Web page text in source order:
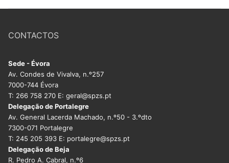
Formação
Área de Sócios
Revista Intervir
Contactos
CONTACTOS
Sede - Évora
Av. Condes de Vivalva, n.º257
7000-744 Évora
T: 266 758 270 E: geral@spzs.pt
Delegação de Portalegre
Av. General Lacerda Machado, n.º50 - 3.ºdto
7300-071 Portalegre
T: 245 205 393 E: portalegre@spzs.pt
Delegação de Beja
R. Pedro A. Cabral, n.º6